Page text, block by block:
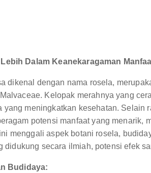
Dalam Keanekaragaman
dikenal dengan nama rosela,
Kelopak merahnya yang
yang meningkatkan kesehatan. Selain
potensi manfaat yang menarik,
menggali aspek botani rosela,
didukung secara ilmiah, potensi efek
Budidaya: